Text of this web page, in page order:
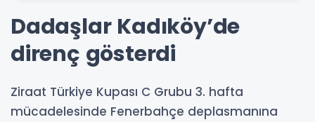
Dadaşlar Kadıköy’de
direnç gösterdi
Ziraat Türkiye Kupası C Grubu 3. hafta
mücadelesinde Fenerbahçe deplasmanına